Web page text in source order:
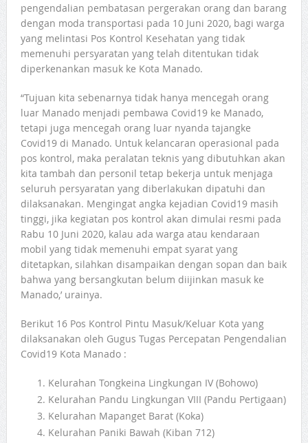
pengendalian pembatasan pergerakan orang dan barang
dengan moda transportasi pada 10 Juni 2020, bagi warga
yang melintasi Pos Kontrol Kesehatan yang tidak
memenuhi persyaratan yang telah ditentukan tidak
diperkenankan masuk ke Kota Manado.
“Tujuan kita sebenarnya tidak hanya mencegah orang
luar Manado menjadi pembawa Covid19 ke Manado,
tetapi juga mencegah orang luar nyanda tajangke
Covid19 di Manado. Untuk kelancaran operasional pada
pos kontrol, maka peralatan teknis yang dibutuhkan akan
kita tambah dan personil tetap bekerja untuk menjaga
seluruh persyaratan yang diberlakukan dipatuhi dan
dilaksanakan. Mengingat angka kejadian Covid19 masih
tinggi, jika kegiatan pos kontrol akan dimulai resmi pada
Rabu 10 Juni 2020, kalau ada warga atau kendaraan
mobil yang tidak memenuhi empat syarat yang
ditetapkan, silahkan disampaikan dengan sopan dan baik
bahwa yang bersangkutan belum diijinkan masuk ke
Manado,’ urainya.
Berikut 16 Pos Kontrol Pintu Masuk/Keluar Kota yang
dilaksanakan oleh Gugus Tugas Percepatan Pengendalian
Covid19 Kota Manado :
Kelurahan Tongkeina Lingkungan IV (Bohowo)
Kelurahan Pandu Lingkungan VIII (Pandu Pertigaan)
Kelurahan Mapanget Barat (Koka)
Kelurahan Paniki Bawah (Kiban 712)